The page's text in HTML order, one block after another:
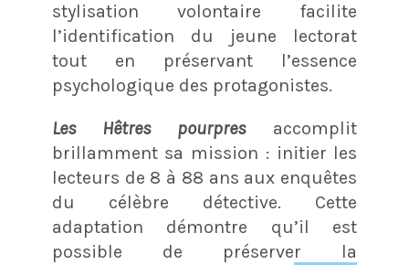
stylisation volontaire facilite
l’identification du jeune lectorat
tout en préservant l’essence
psychologique des protagonistes.
Les Hêtres pourpresaccomplit
brillamment sa mission : initier les
lecteurs de 8 à 88 ans aux enquêtes
du célèbre détective. Cette
adaptation démontre qu’il est
possible de préserver la